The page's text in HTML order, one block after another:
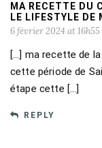
MA RECETTE DU
LE LIFESTYLE DE
6 février 2024 at 16h55
[…] ma recette de
cette période de
étape cette […]
REPLY